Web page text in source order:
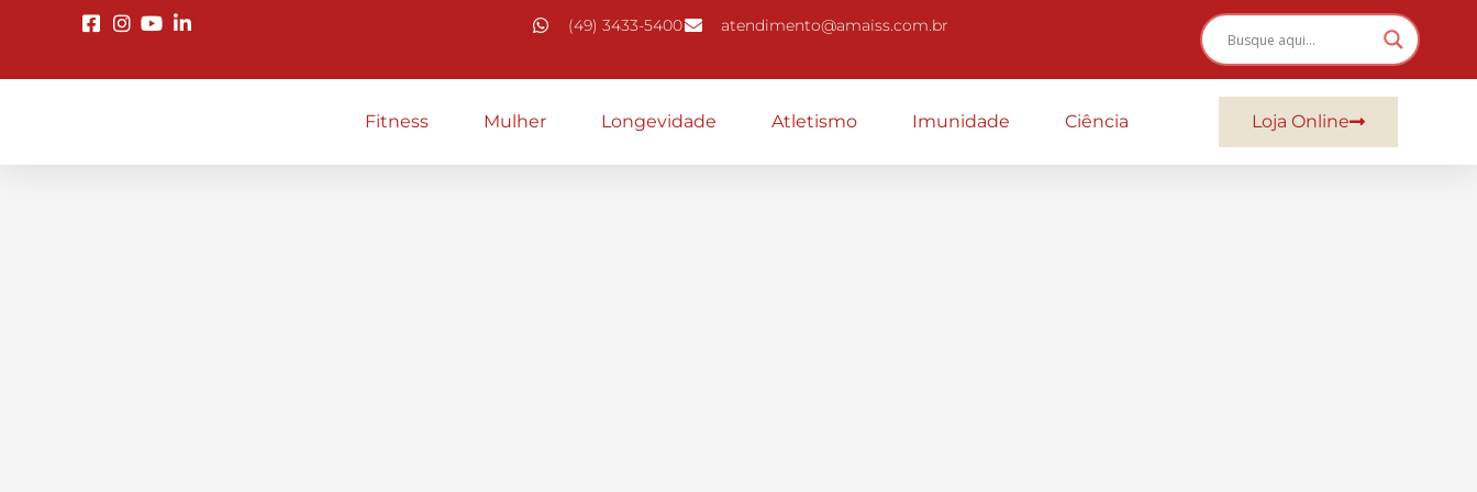
(49) 3433-5400 atendimento@amaiss.com.br
Fitness Mulher Longevidade Atletismo Imunidade Ciência Loja Online